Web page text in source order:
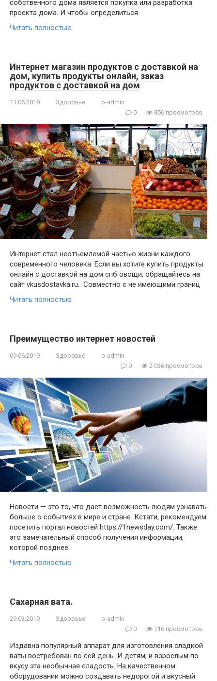
собственного дома является покупка или разработка
проекта дома. И чтобы определиться
Читать полностью
Интернет магазин продуктов с доставкой на
дом, купить продукты онлайн, заказ
продуктов с доставкой на дом
11.06.2019 Здоровье
o-admin
0
856 просмотров
Интернет стал неотъемлемой частью жизни каждого
современного человека. Если вы хотите купить продукты
онлайн с доставкой на дом спб овощи, обращайтесь на
сайт vkusdostavka.ru. Совместно с не имеющими границ
Читать полностью
Преимущество интернет новостей
09.06.2019 Здоровье
o-admin
0
2 036 просмотров
Новости — это то, что дает возможность людям узнавать
больше о событиях в мире и стране. Кстати, рекомендуем
посетить портал новостей https://1newsday.com/. Также
это замечательный способ получения информации,
которой позднее
Читать полностью
Сахарная вата.
29.03.2019 Здоровье
o-admin
0
716 просмотров
Издавна популярный аппарат для изготовления сладкой
ваты востребован по сей день. И детям, и взрослым по
вкусу эта необычная сладость. На качественном
оборудовании можно создавать недорогой и вкусный